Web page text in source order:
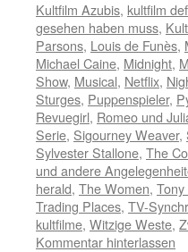
Kultfilm Azubis, kultfilm
gesehen haben muss,
Parsons, Louis de Funès,
Michael Caine, Midnight,
Show, Musical, Netflix,
Sturges, Puppenspieler,
Revuegirl, Romeo und
Serie, Sigourney Weaver,
Sylvester Stallone, The
und andere
herald, The Women,
Trading Places, TV-
kultfilme, Witzige Weste,
Kommentar hinterlassen